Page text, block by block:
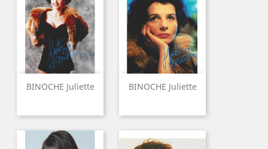
BINOCHE Juliette BINOCHE Juliette